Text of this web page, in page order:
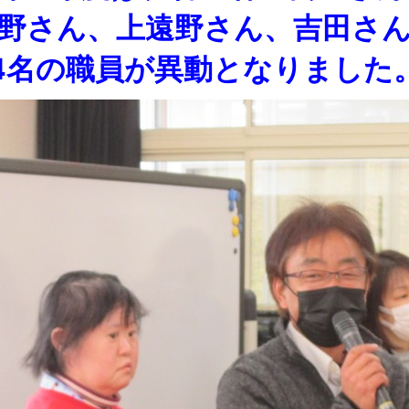
さん、上遠野さん、吉田さ
の職員が異動となりました